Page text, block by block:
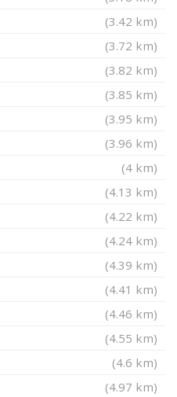
(3.42 km)
(3.72 km)
(3.82 km)
(3.85 km)
(3.95 km)
(3.96 km)
(4 km)
(4.13 km)
(4.22 km)
(4.24 km)
(4.39 km)
(4.41 km)
(4.46 km)
(4.55 km)
(4.6 km)
(4.97 km)